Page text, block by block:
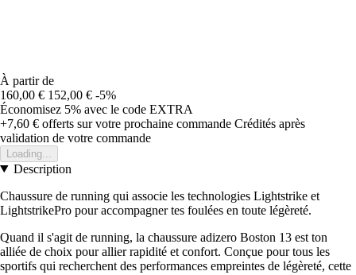
À partir de
160,00 € 152,00 € -5%
Économisez 5% avec le code EXTRA
+7,60 € offerts sur votre prochaine commande Crédités après
validation de votre commande
Loading...
Description
Chaussure de running qui associe les technologies Lightstrike et
LightstrikePro pour accompagner tes foulées en toute légèreté.
Quand il s'agit de running, la chaussure adizero Boston 13 est ton
alliée de choix pour allier rapidité et confort. Conçue pour tous les
sportifs qui recherchent des performances empreintes de légèreté, cette